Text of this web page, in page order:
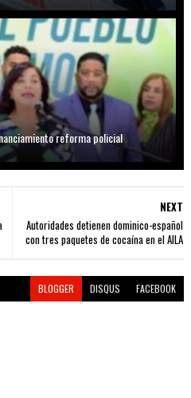
reforma policial
NEXT
Autoridades detienen dominico-español
con tres paquetes de cocaína en el AILA
BLOGGER DISQUS FACEBOOK